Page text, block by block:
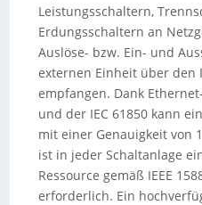
Leistungsschaltern,
Erdungsschaltern an
Auslöse- bzw. Ein- und
externen Einheit über den
empfangen. Dank
und der IEC 61850 kann
mit einer Genauigkeit von
ist in jeder Schaltanlage
Ressource gemäß IEEE
erforderlich. Ein